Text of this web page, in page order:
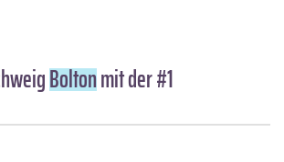
Boltonmit der #1